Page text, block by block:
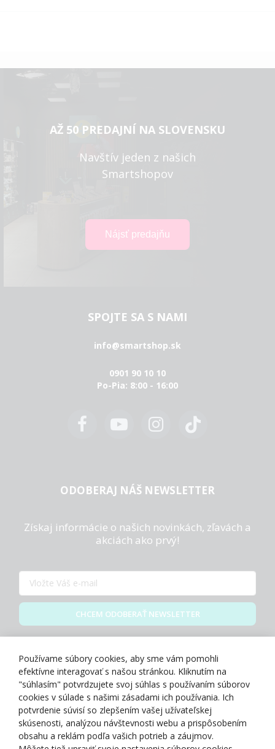
AŽ 50 PREDAJNÍ NA SLOVENSKU
Navštív jeden z našich
Smartshopov
SPOJTE SA S NAMI
info@smartshop.sk
0901 90 10 10
Po-Pia: 8:00 - 16:00
ODOBERAJ NÁŠ NEWSLETTER
Získaj informácie o našich novinkách, zľavách a
akciách ako prvý!
CHCEM ODOBERAŤ NEWSLETTER
O NÁS
Používame súbory cookies, aby sme vám pomohli
efektívne interagovať s našou stránkou. Kliknutím na
"súhlasím" potvrdzujete svoj súhlas s používaním súborov
cookies v súlade s našimi zásadami ich používania. Ich
potvrdenie súvisí so zlepšením vašej užívateľskej
skúsenosti, analýzou návštevnosti webu a prispôsobením
obsahu a reklám podľa vašich potrieb a záujmov.